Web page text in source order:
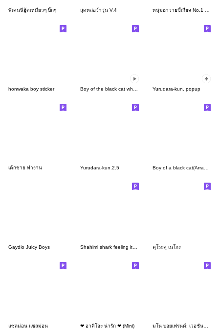
พี่เคนนี่ฮู้ดเหมียวๆ บิ๊กๆ สุดหล่อว้าวุ่น V.4
honwaka boy sticker Yurudara-kun. popup
เด็กชาย ทำงาน Yurudara-kun.2.5 Boy of a black cat(Arrange and use!)
Gaydio Juicy Boys คุโระคุ เนโกะ
แซลม่อน แซลม่อน ❤ อาคิโอะ น่ารัก ❤ (Mini) มโน บอยเฟรนด์: เวอชั่นซัมเมอร์